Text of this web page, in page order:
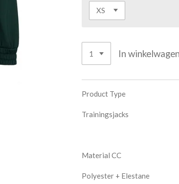
In
Product Type
Trainingsjacks
Material CC
Polyester + Elestane